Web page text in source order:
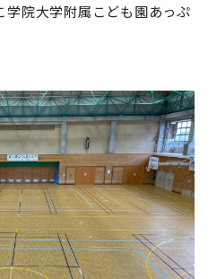
学院大学附属こども園あっぷ